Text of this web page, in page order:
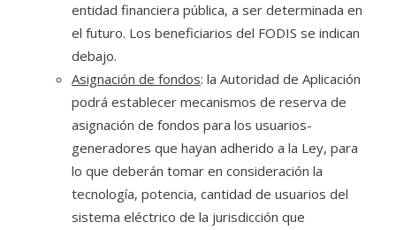
entidad financiera pública, a ser determinada en
el futuro. Los beneficiarios del FODIS se indican
debajo.
Asignación de fondos: la Autoridad de Aplicación
podrá establecer mecanismos de reserva de
asignación de fondos para los usuarios-
generadores que hayan adherido a la Ley, para
lo que deberán tomar en consideración la
tecnología, potencia, cantidad de usuarios del
sistema eléctrico de la jurisdicción que